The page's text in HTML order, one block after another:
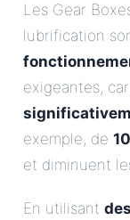
Les Gear
lubrification
exigeantes,
exemple, de
et diminuent
En utilisant